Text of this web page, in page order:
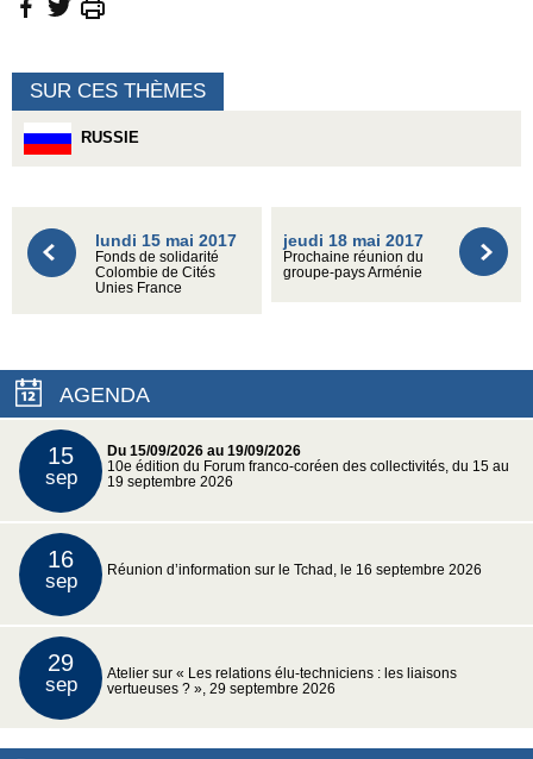
SUR CES THÈMES
RUSSIE
lundi 15 mai 2017
Fonds de solidarité
Colombie de Cités
Unies France
jeudi 18 mai 2017
Prochaine réunion du
groupe-pays Arménie
AGENDA
15
sep
Du 15/09/2026 au 19/09/2026
10e édition du Forum franco-coréen des collectivités, du 15 au
19 septembre 2026
16
sep Réunion d’information sur le Tchad, le 16 septembre 2026
29
sep
Atelier sur « Les relations élu-techniciens : les liaisons
vertueuses ? », 29 septembre 2026